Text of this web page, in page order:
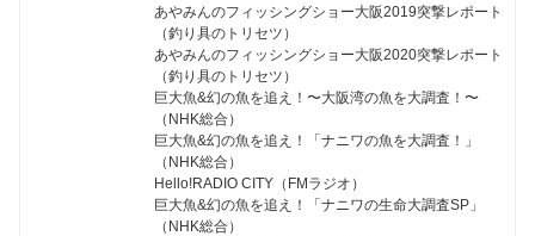
あやみんのフィッシングショー大阪2019突撃レポート
（釣り具のトリセツ）
あやみんのフィッシングショー大阪2020突撃レポート
（釣り具のトリセツ）
巨大魚&幻の魚を追え！〜大阪湾の魚を大調査！〜
（NHK総合）
巨大魚&幻の魚を追え！「ナニワの魚を大調査！」
（NHK総合）
Hello!RADIO CITY（FMラジオ）
巨大魚&幻の魚を追え！「ナニワの生命大調査SP」
（NHK総合）